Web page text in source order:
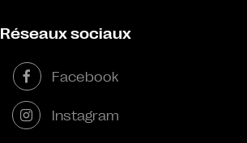
Réseaux sociaux
Facebook
Instagram